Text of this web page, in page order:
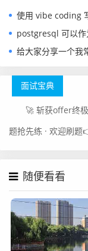
使用 vibe coding 写
postgresql 可以作
给大家分享一个
面试宝典
🚀 斩获offer终
题抢先练 · 欢迎刷题
随便看看